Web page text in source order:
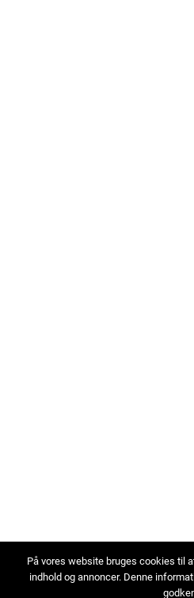
På vores website bruges cookies til
indhold og annoncer. Denne